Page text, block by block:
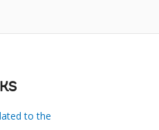
to the